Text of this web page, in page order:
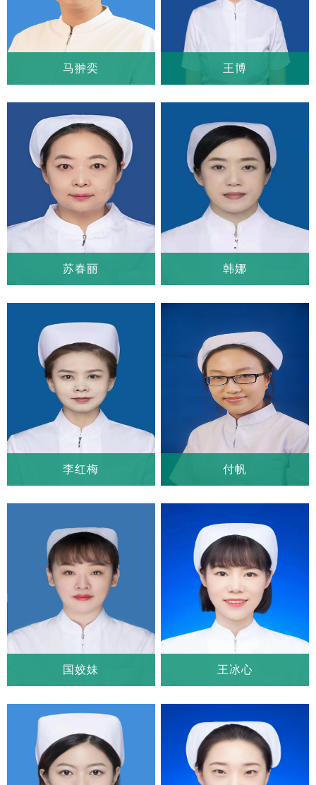
马翀奕
马翀奕
科室：
心血管外科一病房
职称：
主任护师、教授
王博
王博
科室：心血管外科一病房
职称： 副主任护师
苏春丽
苏春丽
心血管外科一病房
职称：
主管护师
韩娜
韩娜
主管护师
李红梅
李红梅
心血管外科一病房
主管护师
付帆
付帆
心血管外科一病房
职称： 主管护师
国姣妹
国姣妹
科室：
心血管外科一病房
职称：
主管护师
王冰心
王冰心
科室：心血管外科一病房
职称：
主管护师